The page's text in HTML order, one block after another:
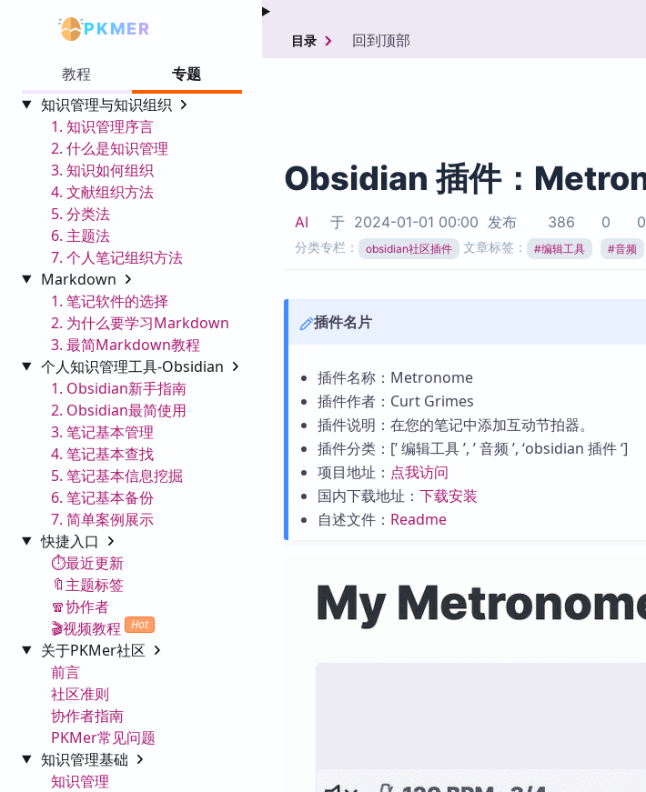
PKMER
加速访问
市场
教程
专题
知识管理与知识组织
1. 知识管理序言
2. 什么是知识管理
3. 知识如何组织
4. 文献组织方法
5. 分类法
6. 主题法
7. 个人笔记组织方法
Markdown
1. 笔记软件的选择
2. 为什么要学习Markdown
3. 最简Markdown教程
个人知识管理工具-Obsidian
1. Obsidian新手指南
2. Obsidian最简使用
3. 笔记基本管理
4. 笔记基本查找
5. 笔记基本信息挖掘
6. 笔记基本备份
7. 简单案例展示
快捷入口
⏱️最近更新
🔖主题标签
🧣协作者
🎬视频教程
Hot
关于PKMer社区
前言
社区准则
协作者指南
PKMer常见问题
知识管理基础
知识管理
目录 回到顶部
Obsidian 插件：
AI 于 2024-01-01 00:00 发布 386 0 0
分类专栏： obsidian社区插件 文章标签： #编辑工具 #音频
插件名片
插件名称：Metronome
插件作者：Curt Grimes
插件说明：在您的笔记中添加互动节拍器。
插件分类：[’ 编辑工具 ’, ’ 音频 ’, ‘obsidian 插件 ‘]
项目地址： 点我访问
国内下载地址： 下载安装
自述文件： Readme